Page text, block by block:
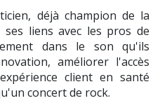
déjà champion de la
liens avec les pros de
dans le son qu'ils
améliorer l'accès
client en santé
concert de rock.